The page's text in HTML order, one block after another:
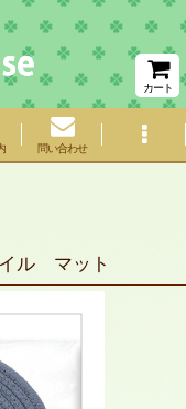
カート
問い合わせ
イル マット